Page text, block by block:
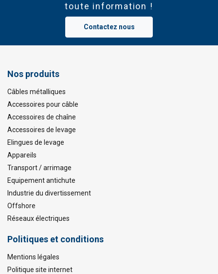
toute information !
Contactez nous
Nos produits
Câbles métalliques
Accessoires pour câble
Accessoires de chaîne
Accessoires de levage
Elingues de levage
Appareils
Transport / arrimage
Equipement antichute
Industrie du divertissement
Offshore
Réseaux électriques
Politiques et conditions
Mentions légales
Politique site internet